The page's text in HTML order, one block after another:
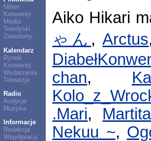
Nihon
Konwenty
Media
Teledyski
Zwiastuny
Kalendarz
Rynek
Konwenty
Wydarzenia
Telewizja
Radio
Audycje
Muzyka
Informacje
Redakcja
Współpraca
Aiko Hikari
ゃん ,Arctus
chan,
.Mari, Martita
Nekuu ~,